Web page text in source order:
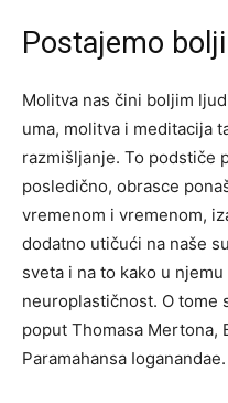
Postajemo
Molitva nas čini boljim
uma, molitva i meditacija
razmišljanje. To podstiče
posledično, obrasce
vremenom i vremenom,
dodatno utičući na naše
sveta i na to kako u
neuroplastičnost. O
poput Thomasa Mertona,
Paramahansa Ioganandae.